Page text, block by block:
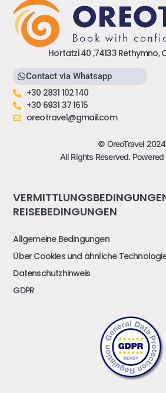
Hortatzi 40 ,74133 Rethymno,
Contact via Whatsapp
+30 2831 102 140
+30 6931 37 1615
oreotravel@gmail.com
© OreoTravel 2024
All Rights Reserved. Powered
REISEBEDINGUNGEN
Allgemeine Bedingungen
Über Cookies und ähnliche
Datenschutzhinweis
GDPR